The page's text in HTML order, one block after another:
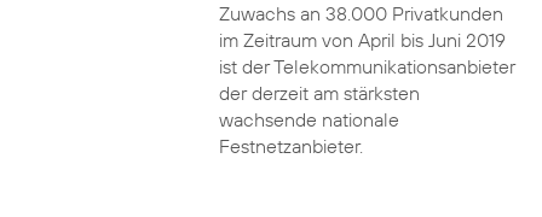
Zuwachs an 38.000 Privatkunden
im Zeitraum von April bis Juni 2019
ist der Telekommunikationsanbieter
der derzeit am stärksten
wachsende nationale
Festnetzanbieter.